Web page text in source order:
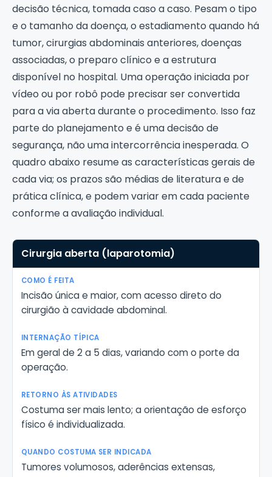
decisão técnica, tomada caso a caso. Pesam o tipo
e o tamanho da doença, o estadiamento quando há
tumor, cirurgias abdominais anteriores, doenças
associadas, o preparo clínico e a estrutura
disponível no hospital. Uma operação iniciada por
vídeo ou por robô pode precisar ser convertida
para a via aberta durante o procedimento. Isso faz
parte do planejamento e é uma decisão de
segurança, não uma intercorrência inesperada. O
quadro abaixo resume as características gerais de
cada via; os prazos são médias de literatura e de
prática clínica, e podem variar em cada paciente
conforme a avaliação individual.
Comparação entre cirurgia aberta, videolaparoscópica
Via de acesso
Como é feita
Cirurgia aberta (laparotomia)
Incisão única e maior, com acesso direto do
cirurgião à cavidade abdominal.
Em geral de 2 a 5 dias, variando com o porte da
operação.
Costuma ser mais lento; a orientação de esforço
físico é individualizada.
Tumores volumosos, aderências extensas,